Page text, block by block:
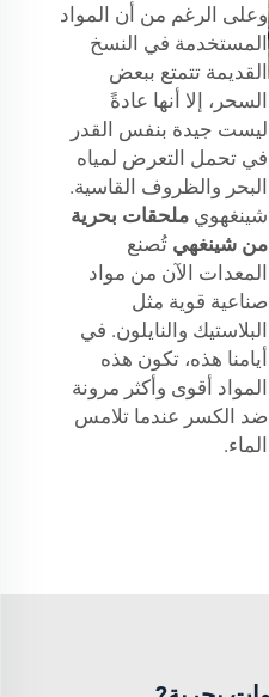
وعلى الرغم من أن المواد
المستخدمة في النسخ
القديمة تتمتع ببعض
السحر، إلا أنها عادةً
ليست جيدة بنفس القدر
في تحمل التعرض لمياه
البحر والظروف القاسية.
شينغهوي ملحقات بحرية
من شينغهي تُصنع
المعدات الآن من مواد
صناعية قوية مثل
البلاستيك والنايلون. في
أيامنا هذه، تكون هذه
المواد أقوى وأكثر مرونة
ضد الكسر عندما تلامس
الماء.